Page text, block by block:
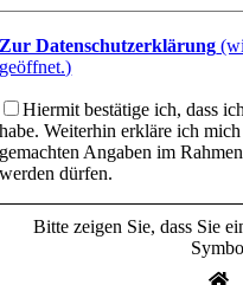
Zur Datenschutzerklärung
geöffnet.)
Hiermit bestätige ich, dass
habe. Weiterhin erkläre ich
gemachten Angaben im
werden dürfen.
Bitte zeigen Sie, dass Sie